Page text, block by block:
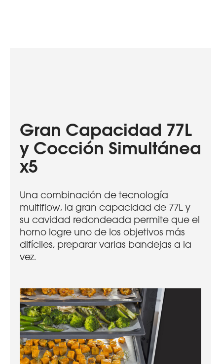
Gran Capacidad 77L
y Cocción Simultánea
x5
Una combinación de tecnología
multiflow, la gran capacidad de 77L y
su cavidad redondeada permite que el
horno logre uno de los objetivos más
difíciles, preparar varias bandejas a la
vez.